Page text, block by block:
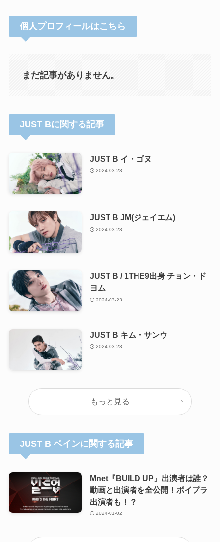
個人プロフィールはこちら
まだ記事がありません。
JUST Bに関する記事
JUST B イ・ゴヌ
2024-03-23
JUST B JM(ジェイエム)
2024-03-23
JUST B / 1THE9出身 チョン・ド
ヨム
2024-03-23
JUST B キム・サンウ
2024-03-23
もっと見る
JUST B ベインに関する記事
Mnet『BUILD UP』出演者は誰？
動画と出演者を全公開！ボイプラ
出演者も！？
2024-01-02